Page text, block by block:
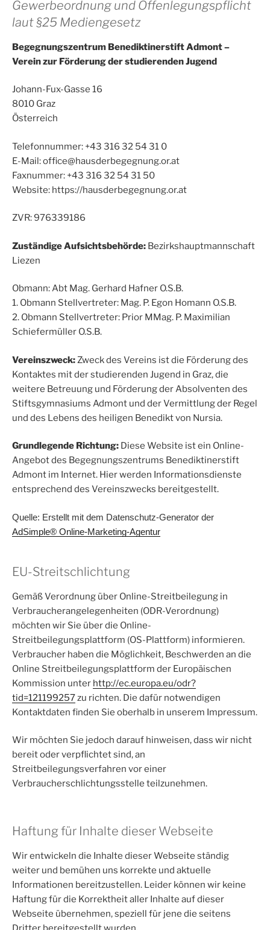
Gewerbeordnung und Offenlegungspflicht
laut §25 Mediengesetz
Begegnungszentrum Benediktinerstift Admont –
Verein zur Förderung der studierenden Jugend
Johann-Fux-Gasse 16
8010 Graz
Österreich
Telefonnummer: +43 316 32 54 31 0
E-Mail: office@hausderbegegnung.or.at
Faxnummer: +43 316 32 54 31 50
Website: https://hausderbegegnung.or.at
ZVR: 976339186
Zuständige Aufsichtsbehörde: Bezirkshauptmannschaft
Liezen
Obmann: Abt Mag. Gerhard Hafner O.S.B.
1. Obmann Stellvertreter: Mag. P. Egon Homann O.S.B.
2. Obmann Stellvertreter: Prior MMag. P. Maximilian
Schiefermüller O.S.B.
Vereinszweck:Zweck des Vereins ist die Förderung des
Kontaktes mit der studierenden Jugend in Graz, die
weitere Betreuung und Förderung der Absolventen des
Stiftsgymnasiums Admont und der Vermittlung der Regel
und des Lebens des heiligen Benedikt von Nursia.
Grundlegende Richtung: Diese Website ist ein Online-
Angebot des Begegnungszentrums Benediktinerstift
Admont im Internet. Hier werden Informationsdienste
entsprechend des Vereinszwecks bereitgestellt.
Quelle: Erstellt mit dem Datenschutz-Generator der
AdSimple® Online-Marketing-Agentur
EU-Streitschlichtung
Gemäß Verordnung über Online-Streitbeilegung in
Verbraucherangelegenheiten (ODR-Verordnung)
möchten wir Sie über die Online-
Streitbeilegungsplattform (OS-Plattform) informieren.
Verbraucher haben die Möglichkeit, Beschwerden an die
Online Streitbeilegungsplattform der Europäischen
Kommission unter http://ec.europa.eu/odr?
tid=121199257zu richten. Die dafür notwendigen
Kontaktdaten finden Sie oberhalb in unserem Impressum.
Wir möchten Sie jedoch darauf hinweisen, dass wir nicht
bereit oder verpflichtet sind, an
Streitbeilegungsverfahren vor einer
Verbraucherschlichtungsstelle teilzunehmen.
Haftung für Inhalte dieser Webseite
Wir entwickeln die Inhalte dieser Webseite ständig
weiter und bemühen uns korrekte und aktuelle
Informationen bereitzustellen. Leider können wir keine
Haftung für die Korrektheit aller Inhalte auf dieser
Webseite übernehmen, speziell für jene die seitens